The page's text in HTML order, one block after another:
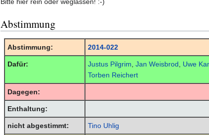
Abstimmung
Abstimmung: 2014-022
Dafür: Justus Pilgrim Jan Weisbrod Uwe
Torben Reichert
Dagegen:
Enthaltung:
nicht abgestimmt: Tino Uhlig